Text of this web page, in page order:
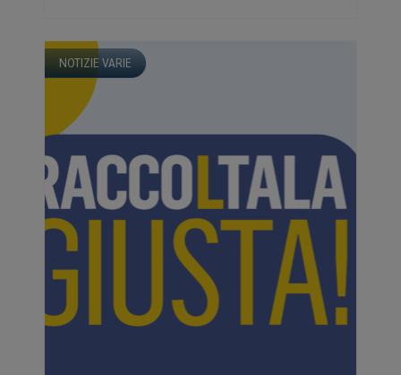
NOTIZIE VARIE